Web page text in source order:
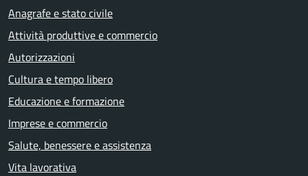
Anagrafe e stato civile
Attività produttive e commercio
Autorizzazioni
Cultura e tempo libero
Educazione e formazione
Imprese e commercio
Salute, benessere e assistenza
Vita lavorativa